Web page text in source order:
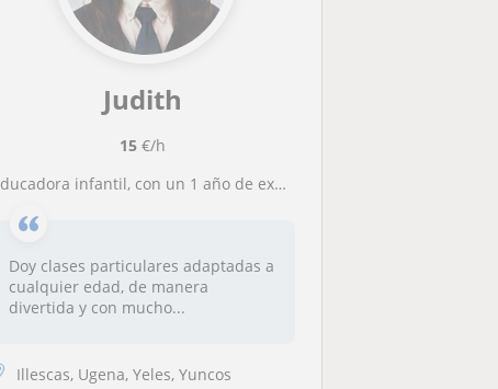
Judith
15 €/h
Educadora infantil, con un 1 año de experiencia y puedo dar cualquier asignatura a niños de entre 3 y 12 años
Doy clases particulares adaptadas a
cualquier edad, de manera
divertida y con mucho...
Illescas, Ugena, Yeles, Yuncos